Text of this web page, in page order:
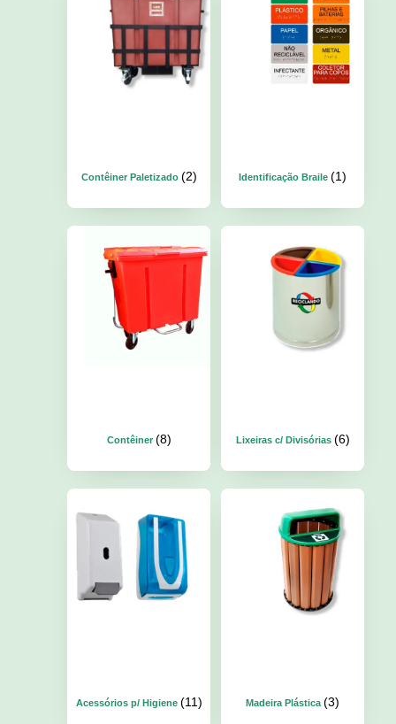
Contêiner Paletizado (2) Identificação Braile (1)
Contêiner (8) Lixeiras c/ Divisórias (6)
Acessórios p/ Higiene (11) Madeira Plástica (3)